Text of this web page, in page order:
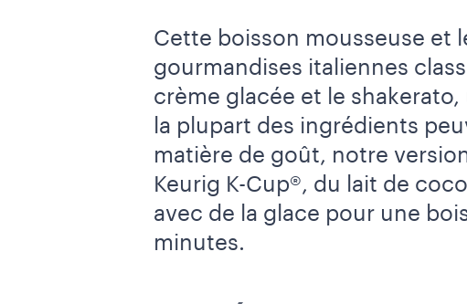
Cette boisson mousseuse et
gourmandises italiennes
crème glacée et le shakerato,
la plupart des ingrédients
matière de goût, notre
Keurig K-Cup®, du lait de
avec de la glace pour une
minutes.